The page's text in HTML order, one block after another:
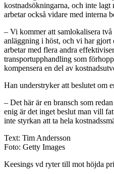
kostnadsökningarna, och inte
arbetar också vidare med interna
– Vi kommer att samlokalisera
anläggning i höst, och vi har gjort
arbetar med flera andra
transportupphandling som
kompensera en del av
Han understryker att beslutet om
– Det här är en bransch som
enig är det inget beslut man vill
inte styrkan att ta hela
Text: Tim Andersson
Foto: Getty Images
Keesings vd ryter till mot höjda